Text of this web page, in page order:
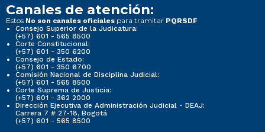
Canales de atención:
Estos No son canales oficiales para tramitar PQRSDF
Consejo Superior de la Judicatura:
(+57) 601 - 565 8500
Corte Constitucional:
(+57) 601 - 350 6200
Consejo de Estado:
(+57) 601 - 350 6700
Comisión Nacional de Disciplina Judicial:
(+57) 601 - 565 8500
Corte Suprema de Justicia:
(+57) 601 - 362 2000
Dirección Ejecutiva de Administración Judicial - DEAJ:
Carrera 7 # 27-18, Bogotá
(+57) 601 - 565 8500